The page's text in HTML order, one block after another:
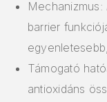
barrier
Támogató
antioxidáns